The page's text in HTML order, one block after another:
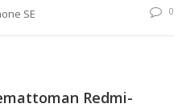
SE 0
Redmi-